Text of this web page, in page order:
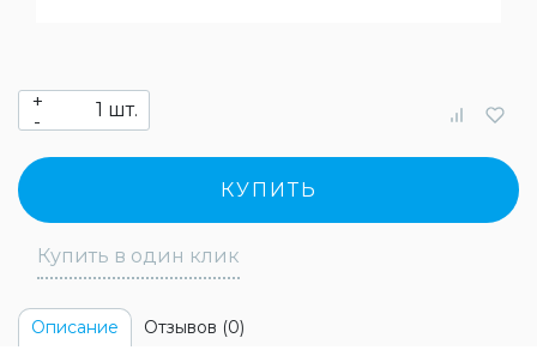
+
-
шт.
КУПИТЬ
Купить в один клик
Описание Отзывов (0)